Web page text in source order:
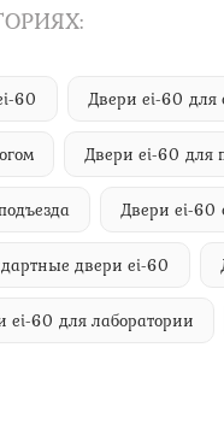
60 Двери ei-60 для
Двери ei-60 для
Двери ei-60
двери ei-60
ei-60 для лаборатории